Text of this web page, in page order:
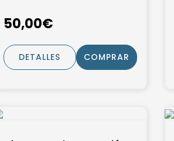
50,00€
DETALLES COMPRAR